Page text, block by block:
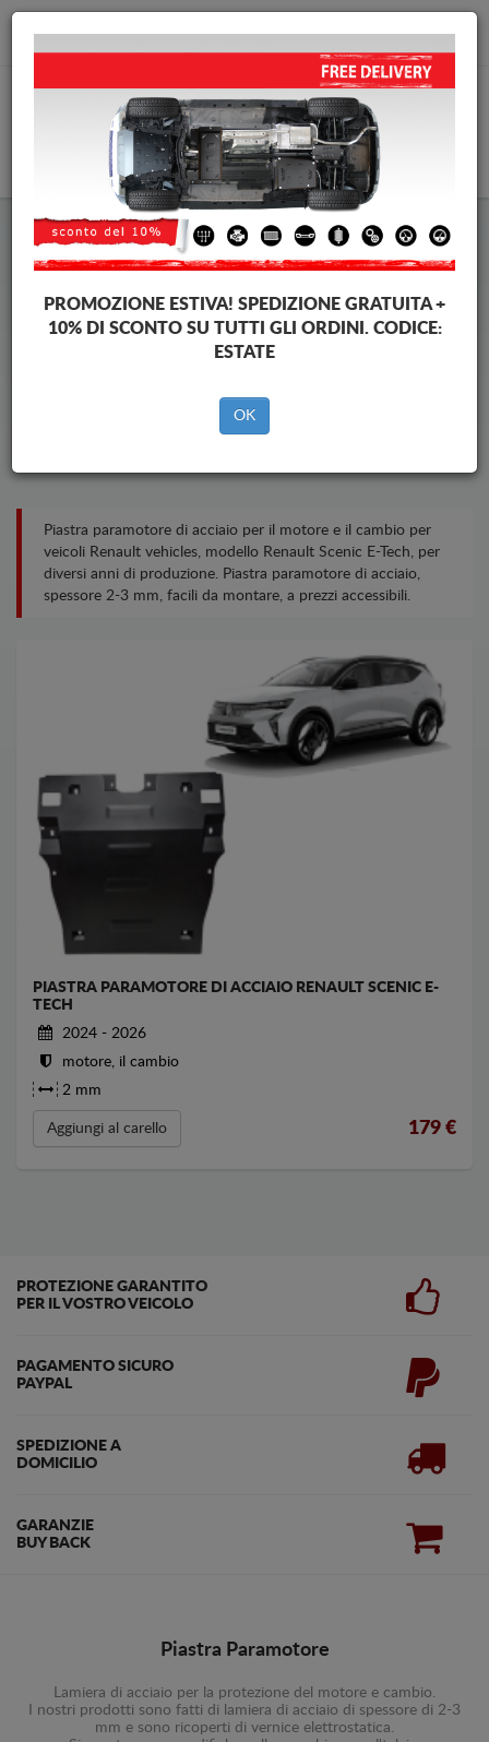
info@piastraparamotore.com
Piastra paramotore di acciaio
Renault Scenic E-Tech
Piastra paramotore di acciaio per il motore e il cambio per
veicoli Renault vehicles, modello Renault Scenic E-Tech, per
diversi anni di produzione. Piastra paramotore di acciaio,
spessore 2-3 mm, facili da montare, a prezzi accessibili.
PIASTRA PARAMOTORE DI ACCIAIO RENAULT SCENIC E-
TECH
2024 - 2026
motore, il cambio
2 mm
Aggiungi al carello 179 €
PROTEZIONE GARANTITO
PER IL VOSTRO VEICOLO
PAGAMENTO SICURO
PAYPAL
SPEDIZIONE A
DOMICILIO
GARANZIE
BUY BACK
Piastra Paramotore
Lamiera di acciaio per la protezione del motore e cambio.
I nostri prodotti sono fatti di lamiera di acciaio di spessore di 2-3
mm e sono ricoperti di vernice elettrostatica.
PROMOZIONE ESTIVA! SPEDIZIONE GRATUITA +
10% DI SCONTO SU TUTTI GLI ORDINI. CODICE:
ESTATE
OK